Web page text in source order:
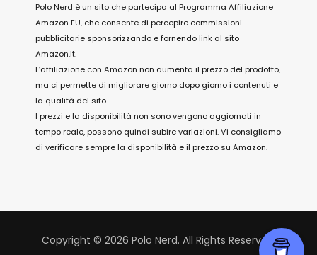
Polo Nerd è un sito che partecipa al Programma Affiliazione
Amazon EU, che consente di percepire commissioni
pubblicitarie sponsorizzando e fornendo link al sito
Amazon.it.
L’affiliazione con Amazon non aumenta il prezzo del prodotto,
ma ci permette di migliorare giorno dopo giorno i contenuti e
la qualità del sito.
I prezzi e la disponibilità non sono vengono aggiornati in
tempo reale, possono quindi subire variazioni. Vi consigliamo
di verificare sempre la disponibilità e il prezzo su Amazon.
Copyright © 2026 Polo Nerd. All Rights Reserved.